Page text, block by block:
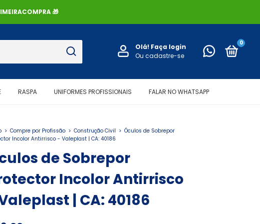
🎁
Olá! Faça login
Ou cadastre-se
0
RASPA UNIFORMES PROFISSIONAIS FALAR NO WHATSAPP
> Compre por Profissão > Construção Civil > Óculos de Sobrepor
Incolor Antirrisco - Valeplast | CA: 40186
de Sobrepor
Incolor Antirrisco
| CA: 40186